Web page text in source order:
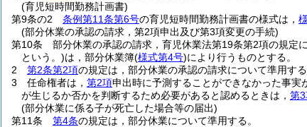
(育児短時間勤務計画書)
第9条の2
条例第11条第6号の育児短時間勤務計画書の様式は，
(部分休業の承認の請求，第2項申出及び第3項変更の手続)
第10条
部分休業の承認の請求，育児休業法第19条第2項の規定
という。)は，部分休業簿(様式第4号)により行うものとする。
2
第2条第2項の規定は，部分休業の承認の請求について準用する
3
任命権者は， 第2項申出時に予測することができなかった事実
が生じるか否かを判断するため必要があると認めるときは， 第
(部分休業に係る子が死亡した場合等の届出)
第11条
第4条の規定は，部分休業について準用する。